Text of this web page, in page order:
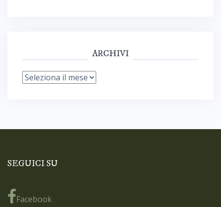
ARCHIVI
Archivi
SEGUICI SU
Facebook